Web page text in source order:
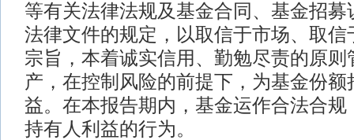
等有关法律法规及基金合同、基金招募
法律文件的规定，以取信于市场、取信
宗旨，本着诚实信用、勤勉尽责的原则
产，在控制风险的前提下，为基金份
益。在本报告期内，基金运作合法合规
持有人利益的行为。